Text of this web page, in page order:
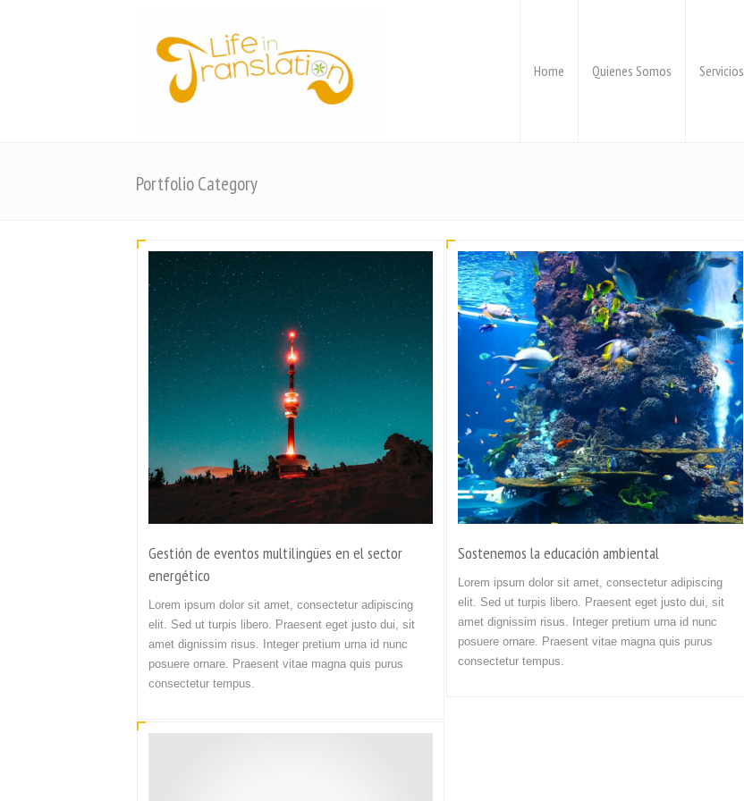
Home Quienes Somos Servicios
Portfolio Category
Gestión de eventos multilingües en el sector
energético
Lorem ipsum dolor sit amet, consectetur adipiscing
elit. Sed ut turpis libero. Praesent eget justo dui, sit
amet dignissim risus. Integer pretium urna id nunc
posuere ornare. Praesent vitae magna quis purus
consectetur tempus.
Sostenemos la educación ambiental
Lorem ipsum dolor sit amet, consectetur adipiscing
elit. Sed ut turpis libero. Praesent eget justo dui, sit
amet dignissim risus. Integer pretium urna id nunc
posuere ornare. Praesent vitae magna quis purus
consectetur tempus.